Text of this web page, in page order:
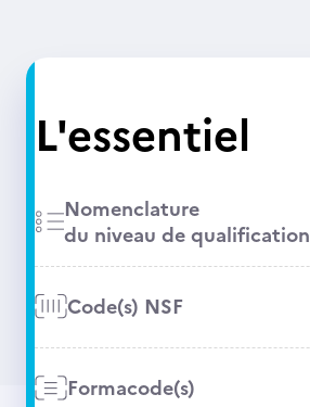
L'essentiel
Nomenclature
du niveau de qualification
Code(s) NSF
Formacode(s)